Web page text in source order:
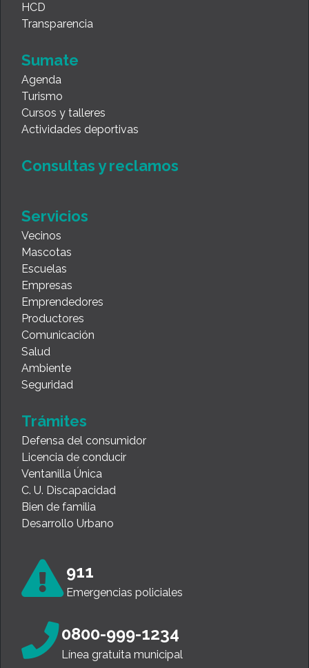
HCD
Transparencia
Sumate
Agenda
Turismo
Cursos y talleres
Actividades deportivas
Consultas y reclamos
Servicios
Vecinos
Mascotas
Escuelas
Empresas
Emprendedores
Productores
Comunicación
Salud
Ambiente
Seguridad
Trámites
Defensa del consumidor
Licencia de conducir
Ventanilla Única
C. U. Discapacidad
Bien de familia
Desarrollo Urbano
911
Emergencias policiales
0800-999-1234
Línea gratuita municipal